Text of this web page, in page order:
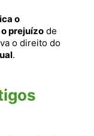
o
prejuízo de
o direito do
.